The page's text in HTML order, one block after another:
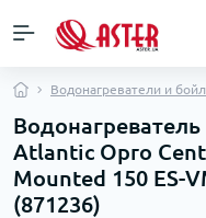
Водонагреватели и
Atlantic Opro
Mounted 150 ES-
(871236)